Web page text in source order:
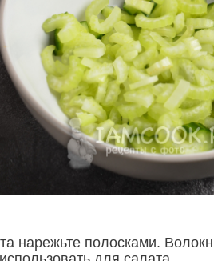
нарежьте полосками.